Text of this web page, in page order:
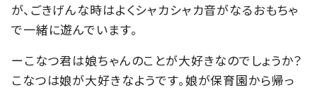
が、ごきげんな時はよくシャカシャカ音がなるおもちゃ
で一緒に遊んでいます。
ーこなつ君は娘ちゃんのことが大好きなのでしょうか？
こなつは娘が大好きなようです。娘が保育園から帰っ